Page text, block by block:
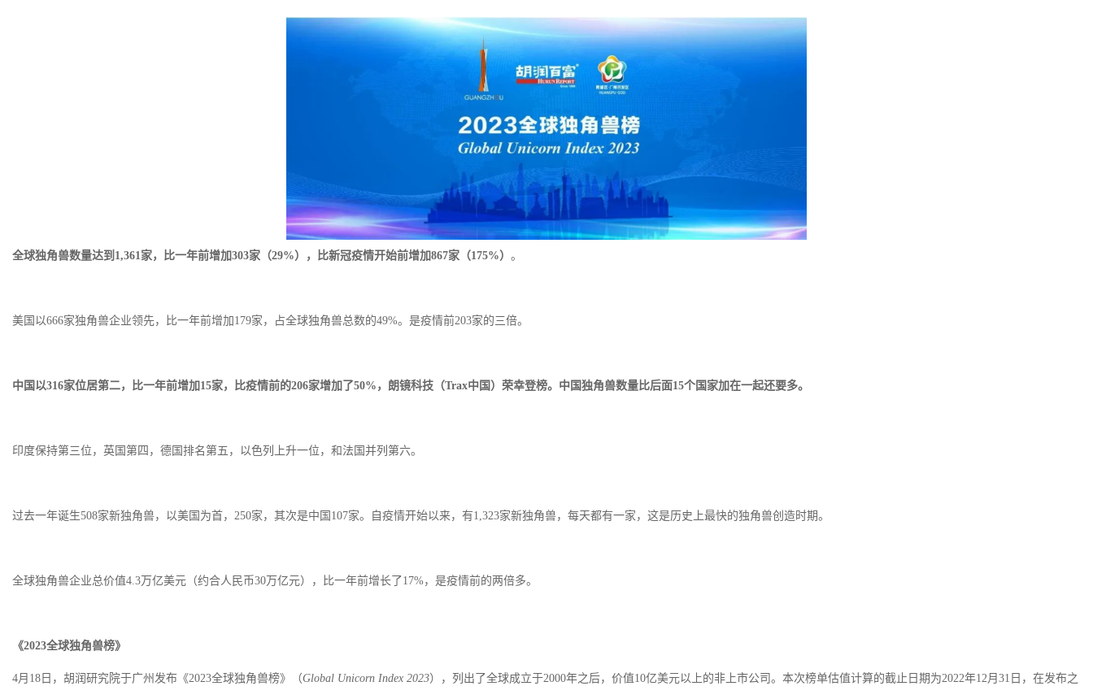
全球独角兽数量达到 1,361家，比一年前增加303家（29%），比新冠疫情开始前增加867家（175%） 。
美国以666家独角兽企业领先，比一年前增加179家，占全球独角兽总数的49%。是疫情前203家的三倍。
中国以316家位居第二，比一年前增加15家，比疫情前的206家增加了50%，朗镜科技（Trax中国）荣幸登榜。中国独角兽数量比后面15个国家加在一起还要多。
印度保持第三位，英国第四，德国排名第五，以色列上升一位，和法国并列第六。
过去一年诞生508家新独角兽，以美国为首，250家，其次是中国107家。自疫情开始以来，有1,323家新独角兽，每天都有一家，这是历史上最快的独角兽创造时期。
全球独角兽企业总价值4.3万亿美元（约合人民币30万亿元），比一年前增长了17%，是疫情前的两倍多。
《2023全球独角兽榜》
4月18日，胡润研究院于广州发布《2023全球独角兽榜》（Global Unicorn Index 2023），列出了全球成立于2000年之后，价值10亿美元以上的非上市公司。本次榜单估值计算的截止日期为2022年12月31日，在发布之